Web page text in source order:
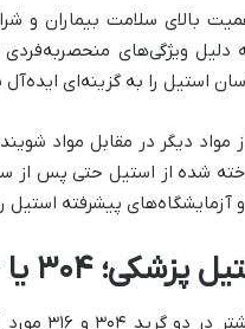
بالای سلامت بیماران و
ویژگی‌های منحصربه‌فردی
استیل را به گزینه‌ای
مواد دیگر در مقابل مواد
شده از استیل حتی پس از
پیشرفته استیل
۳۰۴ یا ۳۱۶؟